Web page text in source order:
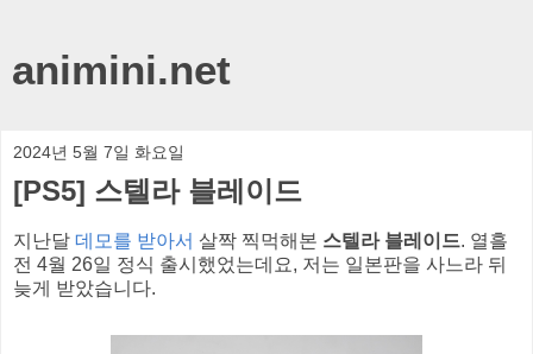
animini.net
2024년 5월 7일 화요일
[PS5] 스텔라 블레이드
지난달 데모를 받아서 살짝 찍먹해본 스텔라 블레이드. 열흘
전 4월 26일 정식 출시했었는데요, 저는 일본판을 사느라 뒤
늦게 받았습니다.